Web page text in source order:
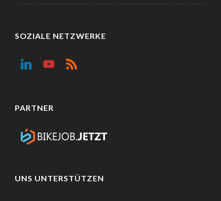
SOZIALE NETZWERKE
PARTNER
UNS UNTERSTÜTZEN